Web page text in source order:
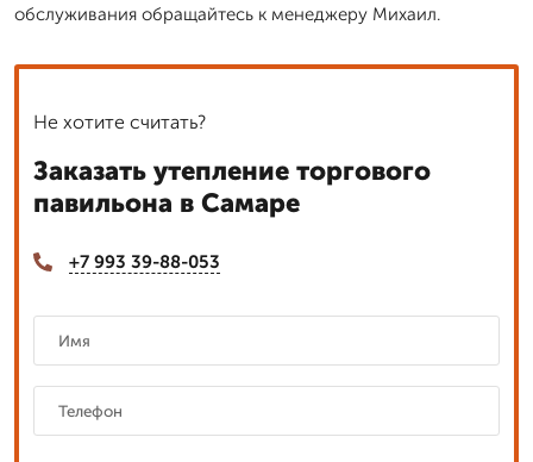
обслуживания обращайтесь к менеджеру Михаил.
Не хотите считать?
Заказать утепление торгового
павильона в Самаре
+7 993 39-88-053